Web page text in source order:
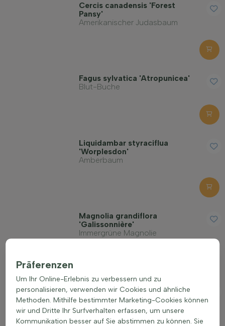
Erwachsene Höhe in Metern
Verhärtung
Filter anwenden
Cercis canadensis 'Forest
Pansy'
Amerikanischer Judasbaum
Fagus sylvatica 'Atropunicea'
Blut-Buche
Liquidambar styraciflua
'Worplesdon'
Amberbaum
Magnolia grandiflora
'Galissonnière'
Immergrüne Magnolie
Photinia fraseri 'Red Robin'
Glanzmispelbäume
Präferenzen
Um Ihr Online-Erlebnis zu verbessern und zu
personalisieren, verwenden wir Cookies und ähnliche
Methoden. Mithilfe bestimmter Marketing-Cookies können
wir und Dritte Ihr Surfverhalten erfassen, um unsere
Kommunikation besser auf Sie abstimmen zu können. Sie